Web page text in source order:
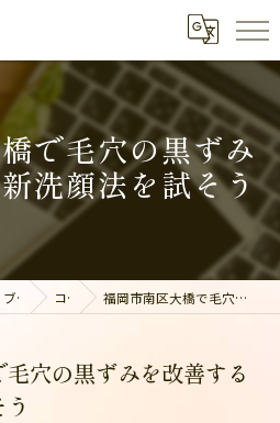
で毛穴の黒ずみ
洗顔法を試そう
ブログ コラム 福岡市南区大橋で毛穴の黒ずみを改善する最新洗顔法を試そう
穴の黒ずみを改善する